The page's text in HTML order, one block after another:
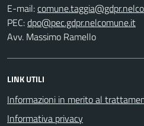
E-mail:
PEC:
Avv. Massimo Ramello
LINK UTILI
Informazioni in merito al
Informativa privacy